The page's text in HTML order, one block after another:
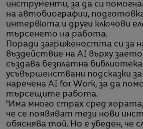
инструменти, за да си
на автобиографии,
интервюта и други ключови
търсенето на работа.
Поради загрижеността си за
въздействие на AI върху
създава безплатна
усъвършенствани подсказки за
наречена AI for Work, за да
търсещите работа.
"Има много страх сред
че се появяват тези нови
обяснява той. Но е убеден, че